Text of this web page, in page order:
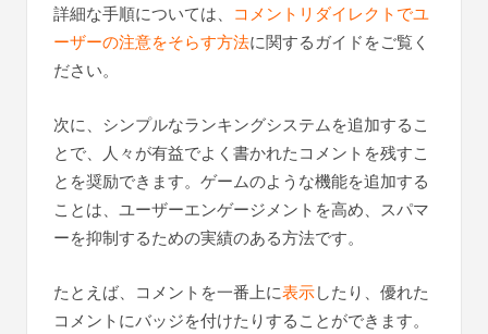
詳細な手順については、 コメントリダイレクトでユ
ーザーの注意をそらす方法に関するガイドをご覧く
ださい。
次に、シンプルなランキングシステムを追加するこ
とで、人々が有益でよく書かれたコメントを残すこ
とを奨励できます。ゲームのような機能を追加する
ことは、ユーザーエンゲージメントを高め、スパマ
ーを抑制するための実績のある方法です。
たとえば、コメントを一番上に表示したり、優れた
コメントにバッジを付けたりすることができます。